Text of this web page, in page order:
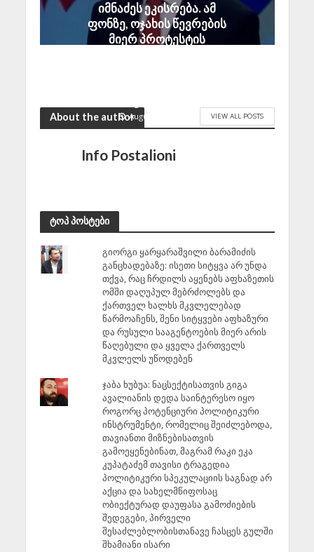
იმნაძეს ეკისრება. ამ
ფონზე, ოჯახის წევრების
მიერ პროტესტის
August 7, 2026
About the author VIEW ALL POSTS
Info Postalioni
ტოპ პოსტები
გიორგი ყარყარაშვილი ბარამიძის
განცხადებაზე: ისეთი სიტყვა არ უნდა
თქვა, რაც ჩრდილს აყენებს აფხაზეთის
ომში დაღუპულ მებრძოლებს და
ქართველ ხალხს მკვლელებად
წარმოაჩენს, შენი სიტყვები აფხაზური
და რუსული სააგენტოების მიერ არის
წაღებული და ყველა ქართველს
მკვლელს უწოდებენ
ჯაბა ხუბუა: ნაცსექტისათვის გიგა
ავალიანის დედა საინტერესო იყო
როგორც პოტენციური პოლიტიკური
ინსტრუმენტი, რომელიც შეიძლებოდა,
თავიანთი მიზნებისათვის
გამოეყენებინათ, მაგრამ რაკი ეკა
კუპატაძემ თავისი ტრაგედია
პოლიტიკური სპეკულაციის საგნად არ
აქცია და სახელმწიფოსაც
ობიექტურად დაუფასა გამოძიების
შედეგები, პირველი
შესაძლებლობისთანავე ჩასცეს გულში
შხამიანი ისარი